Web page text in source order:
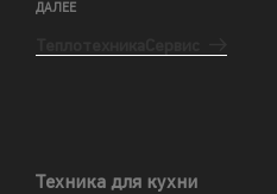
ДАЛЕЕ
Техника для кухни